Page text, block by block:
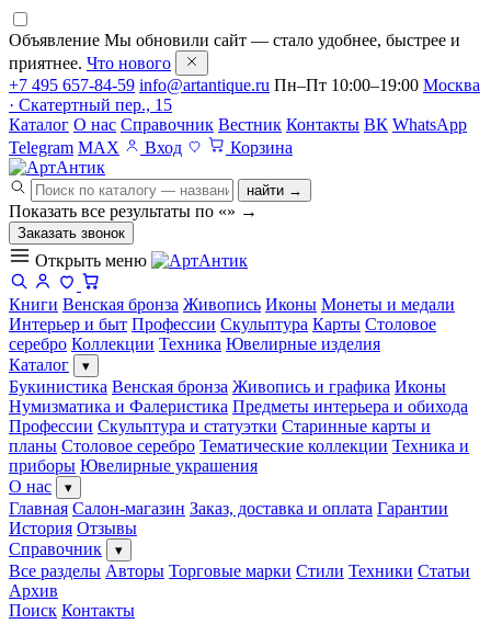
Объявление Мы обновили сайт — стало удобнее, быстрее и
приятнее. Что нового
+7 495 657-84-59 info@artantique.ru Пн–Пт 10:00–19:00 Москва
· Скатертный пер., 15
Каталог О нас Справочник Вестник Контакты ВК WhatsApp
Telegram MAX Вход Корзина
найти →
Показать все результаты по «» →
Заказать звонок
Открыть меню
Книги Венская бронза Живопись Иконы Монеты и медали
Интерьер и быт Профессии Скульптура Карты Столовое
серебро Коллекции Техника Ювелирные изделия
Каталог
▾
Букинистика Венская бронза Живопись и графика Иконы
Нумизматика и Фалеристика Предметы интерьера и обихода
Профессии Скульптура и статуэтки Старинные карты и
планы Столовое серебро Тематические коллекции Техника и
приборы Ювелирные украшения
О нас
▾
Главная Салон-магазин Заказ, доставка и оплата Гарантии
История Отзывы
Справочник
▾
Все разделы Авторы Торговые марки Стили Техники Статьи
Архив
Поиск Контакты